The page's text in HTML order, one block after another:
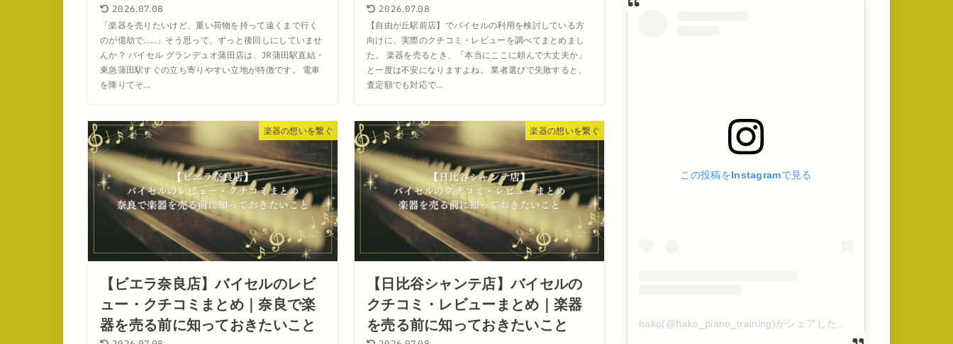
2026.07.08
「楽器を売りたいけど、重い荷物を持って遠くまで行く
のが億劫で……」そう思って、ずっと後回しにしていませ
んか？ バイセル グランデュオ蒲田店は、JR蒲田駅直結・
東急蒲田駅すぐの立ち寄りやすい立地が特徴です。 電車
を降りてそ...
2026.07.08
【自由が丘駅前店】でバイセルの利用を検討している方
向けに、実際のクチコミ・レビューを調べてまとめまし
た。 楽器を売るとき、「本当にここに頼んで大丈夫か」
と一度は不安になりますよね。 業者選びで失敗すると、
査定額でも対応で...
楽器の想いを繋ぐ
【ビエラ奈良店】バイセルのレビ
ュー・クチコミまとめ｜奈良で楽
器を売る前に知っておきたいこと
楽器の想いを繋ぐ
【日比谷シャンテ店】バイセルの
クチコミ・レビューまとめ｜楽器
を売る前に知っておきたいこと
この投稿をInstagramで見る